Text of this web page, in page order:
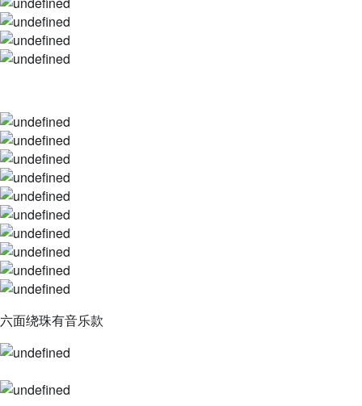
六面绕珠有音乐款